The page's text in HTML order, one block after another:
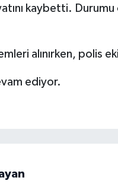
kaybetti. Durumu
alınırken, polis
ediyor.